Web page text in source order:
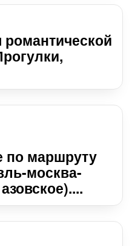
по маршруту
москва-